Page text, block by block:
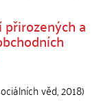
a
věd,2018)